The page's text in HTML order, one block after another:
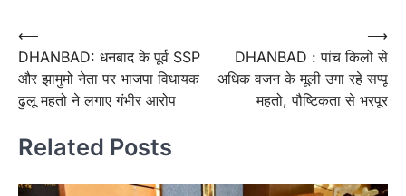
Post
navigation
⟵
DHANBAD: धनबाद के पूर्व SSP
और झामुमो नेता पर भाजपा विधायक
ढुलू महतो ने लगाए गंभीर आरोप
DHANBAD : पांच किलो से
अधिक वजन के मूली उगा रहे सप्पू
महतो, पौष्टिकता से भरपूर
⟶
Related Posts